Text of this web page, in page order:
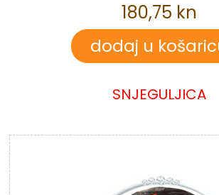
180,75 kn
SNJEGULJICA